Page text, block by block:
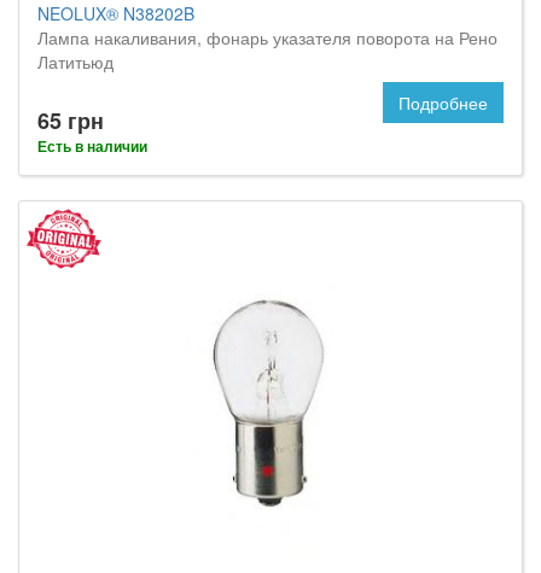
NEOLUX® N38202B
Лампа накаливания, фонарь указателя поворота на Рено
Латитьюд
65 грн
Есть в наличии
Подробнее